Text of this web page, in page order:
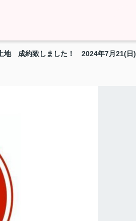
地 成約致しました！ 2024年7月21(日)